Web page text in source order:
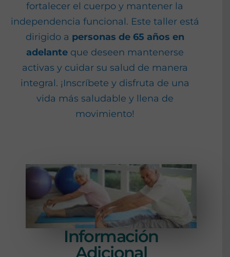
fortalecer el cuerpo y mantener la
independencia funcional. Este taller está
dirigido a personas de 65 años en
adelanteque deseen mantenerse
activas y cuidar su salud de manera
integral. ¡Inscríbete y disfruta de una
vida más saludable y llena de
movimiento!
Información
Adicional